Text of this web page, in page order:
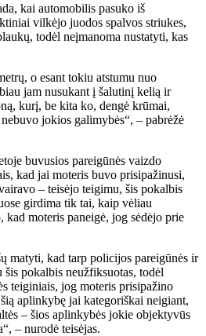
kai automobilis pasuko iš
vilkėjo juodos spalvos striukes,
todėl neįmanoma nustatyti, kas
o esant tokiu atstumu nuo
jam nusukant į šalutinį kelią ir
kurį, be kita ko, dengė krūmai,
jokios galimybės“, – pabrėžė
buvusios pareigūnės vaizdo
kad jai moteris buvo prisipažinusi,
– teisėjo teigimu, šis pokalbis
girdima tik tai, kaip vėliau
kad moteris paneigė, jog sėdėjo prie
matyti, kad tarp policijos pareigūnės ir
pokalbis neužfiksuotas, todėl
teiginiais, jog moteris prisipažino
aplinkybę jai kategoriškai neigiant,
– šios aplinkybės jokie objektyvūs
– nurodė teisėjas.